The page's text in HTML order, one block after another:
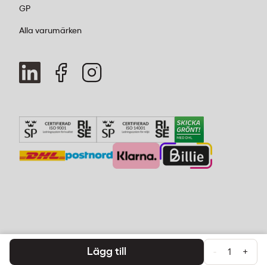
Lägg till - +
GP
Alla varumärken